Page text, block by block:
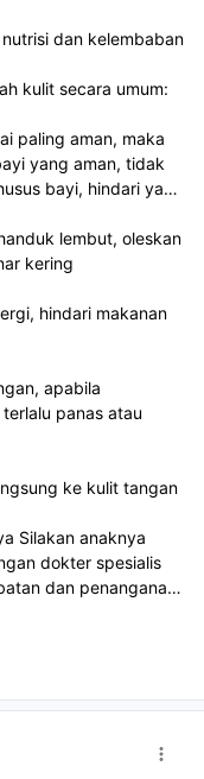
dan kelembaban
kulit secara umum:
paling aman, maka
yang aman, tidak
bayi, hindari yang
lembut, oleskan
kering
hindari makanan
apabila
panas atau
ke kulit tangan
Silakan anaknya
dokter spesialis
dan penanganan